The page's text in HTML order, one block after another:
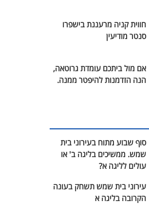
חווית קניה מרעננת בישפרו
סנטר מודיעין
אם מול ביתכם עומדת גרוטאה,
הנה הזדמנות להיפטר ממנה.
סוף שבוע מתוח בעירוני בית
שמש. ממשיכים בליגה ב' או
עולים לליגה א?
עירוני בית שמש תשחק בעונה
הקרובה בליגה א